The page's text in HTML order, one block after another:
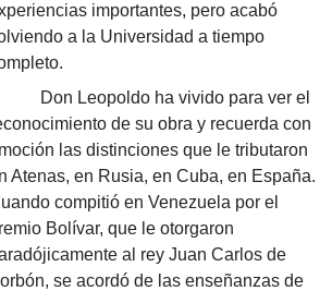
importantes, pero acabó
a la Universidad a tiempo
Leopoldo ha vivido para ver el
de su obra y recuerda con
las distinciones que le tributaron
Atenas, en Rusia, en Cuba, en España.
compitió en Venezuela por el
Bolívar, que le otorgaron
al rey Juan Carlos de
se acordó de las enseñanzas de